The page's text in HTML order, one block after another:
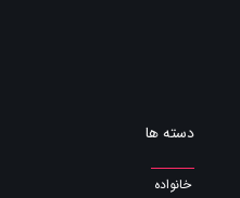
خانواده
دسته ها